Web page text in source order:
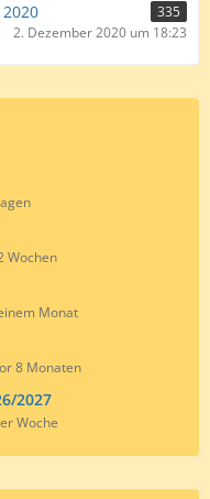
335
2. Dezember 2020 um 18:23
Wochen
Monat
8 Monaten
2027
Woche